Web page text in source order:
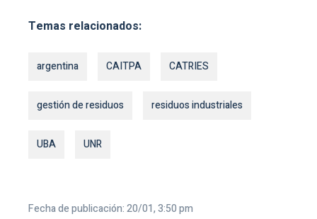
Temas relacionados:
argentina CAITPA CATRIES
gestión de residuos residuos industriales
UBA UNR
Fecha de publicación: 20/01, 3:50 pm